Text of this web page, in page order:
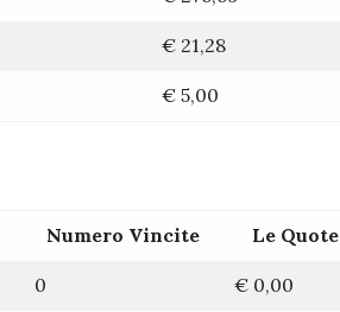
€ 21,28
€ 5,00
Numero Vincite Le Quote
0 € 0,00